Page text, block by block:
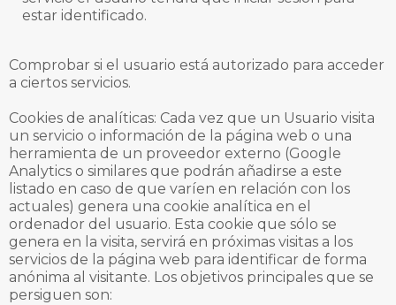
estar identificado.
Comprobar si el usuario está autorizado para acceder
a ciertos servicios.
Cookies de analíticas: Cada vez que un Usuario visita
un servicio o información de la página web o una
herramienta de un proveedor externo (Google
Analytics o similares que podrán añadirse a este
listado en caso de que varíen en relación con los
actuales) genera una cookie analítica en el
ordenador del usuario. Esta cookie que sólo se
genera en la visita, servirá en próximas visitas a los
servicios de la página web para identificar de forma
anónima al visitante. Los objetivos principales que se
persiguen son: